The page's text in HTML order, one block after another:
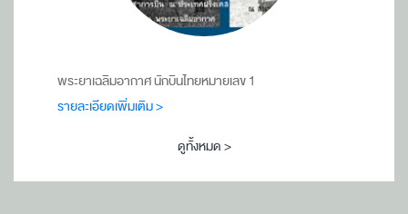
พระยาเฉลิมอากาศ นักบินไทยหมายเลข 1
รายละเอียดเพิ่มเติม >
ดูทั้งหมด >